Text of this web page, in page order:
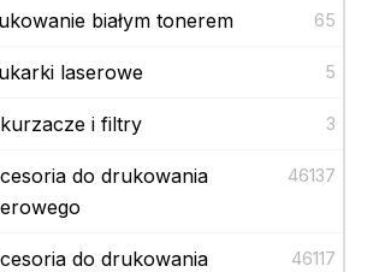
białym tonerem 65
laserowe 5
i filtry 3
do drukowania
46137
do drukowania
46117